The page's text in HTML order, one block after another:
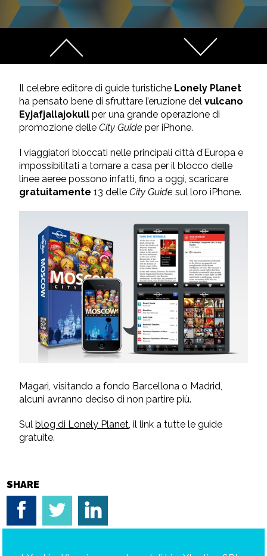
Il celebre editore di guide turistiche Lonely Planet
ha pensato bene di sfruttare l’eruzione delvulcano
Eyjafjallajokull per una grande operazione di
promozione delleCity Guide per iPhone.
I viaggiatori bloccati nelle principali città d’Europa e
impossibilitati a tornare a casa per il blocco delle
linee aeree possono infatti, fino a oggi, scaricare
gratuitamente 13 delleCity Guide sul loro iPhone.
Magari, visitando a fondo Barcellona o Madrid,
alcuni avranno deciso di non partire più.
Sul blog di Lonely Planet, il link a tutte le guide
gratuite.
SHARE